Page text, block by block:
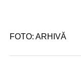
FOTO: ARHIVĂ